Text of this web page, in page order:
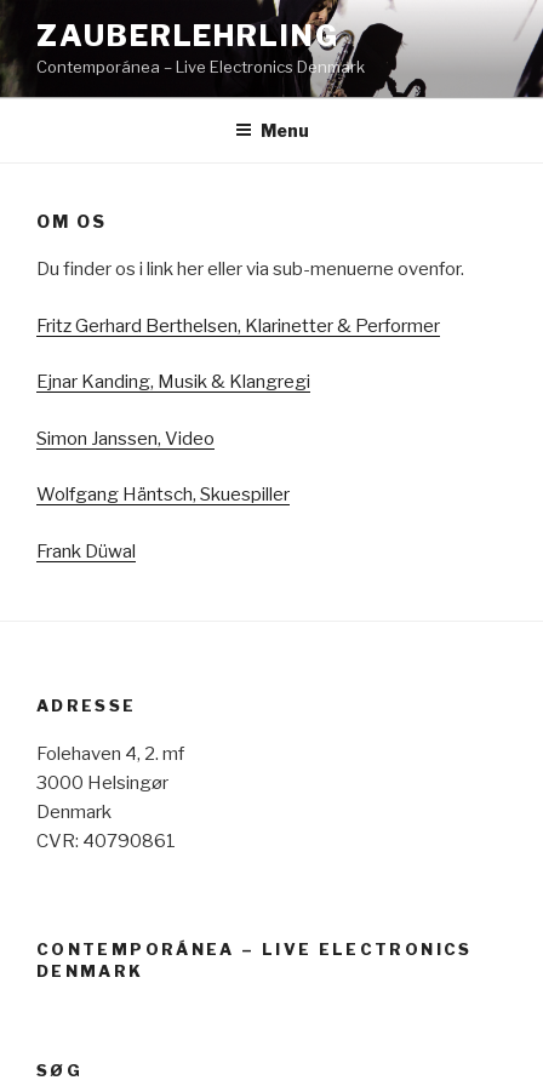
til
indhold
ZAUBERLEHRLING
Contemporánea – Live Electronics Denmark
Menu
OM OS
Du finder os i link her eller via sub-menuerne ovenfor.
Fritz Gerhard Berthelsen, Klarinetter & Performer
Ejnar Kanding, Musik & Klangregi
Simon Janssen, Video
Wolfgang Häntsch, Skuespiller
Frank Düwal
ADRESSE
Folehaven 4, 2. mf
3000 Helsingør
Denmark
CVR: 40790861
CONTEMPORÁNEA – LIVE ELECTRONICS
DENMARK
SØG